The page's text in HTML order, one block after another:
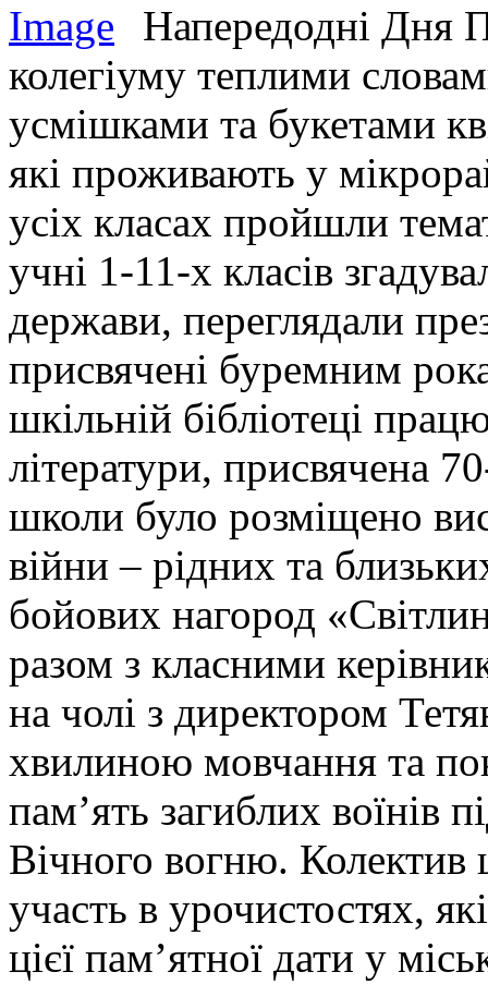
Напередодні Дня
колегіуму теплими
усмішками та букетами
які проживають у
усіх класах пройшли
учні 1-11-х класів
держави, переглядали
присвячені буремним
шкільній бібліотеці
літератури, присвячена
школи було розміщено
війни – рідних та
бойових нагород
разом з класними
на чолі з директором
хвилиною мовчання та
пам’ять загиблих воїнів
Вічного вогню.
участь в урочистостях,
цієї пам’ятної дати у